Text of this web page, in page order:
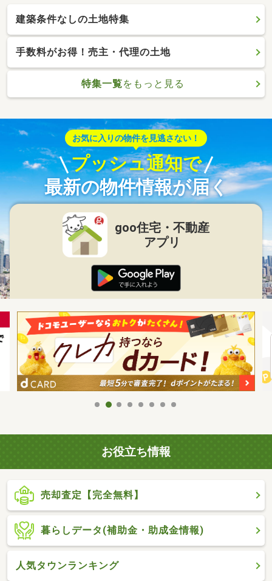
建築条件なしの土地特集
手数料がお得！売主・代理の土地
特集一覧をもっと見る
お気に入りの物件を見逃さない！
プッシュ通知で
最新の物件情報が届く
goo住宅・不動産
アプリ
お役立ち情報
売却査定【完全無料】
暮らしデータ(補助金・助成金情報)
人気タウンランキング